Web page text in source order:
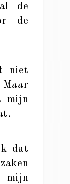
de
de
niet
mijn
dat
mijn